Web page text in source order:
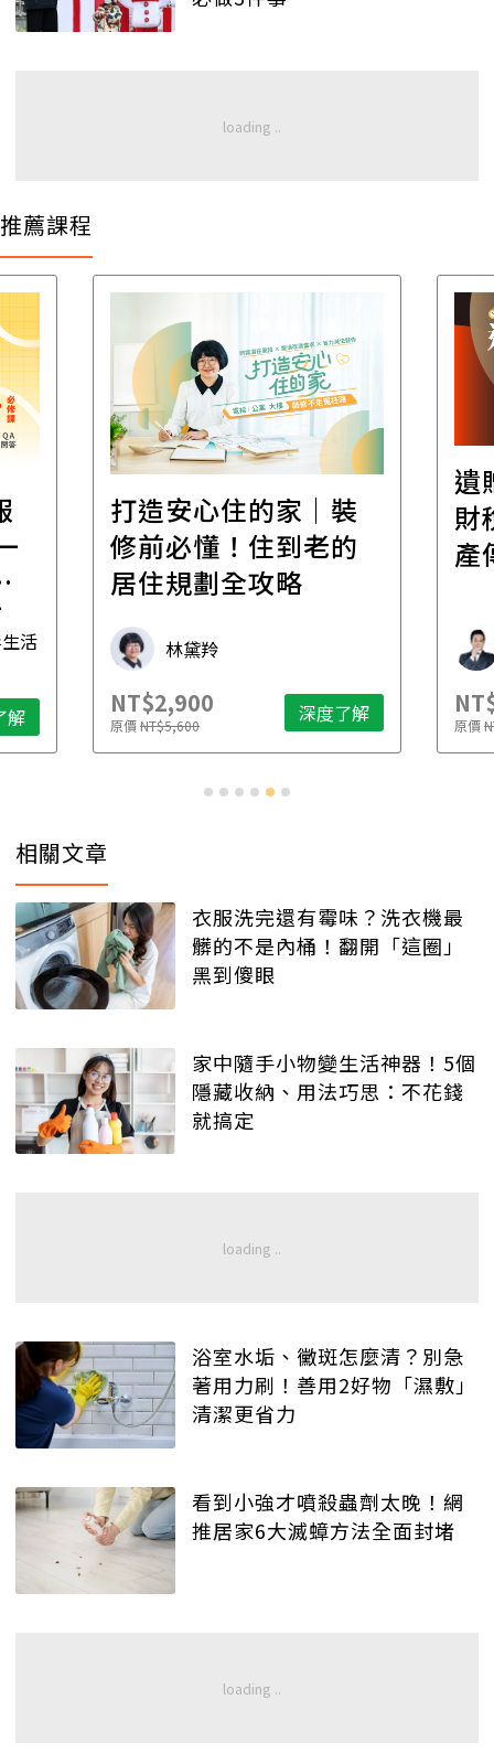
推薦課程
活
解
打造安心住的家｜裝
修前必懂！住到老的
居住規劃全攻略
林黛羚
NT$2,900
原價NT$5,600 深度了解
遺
財
產
原價
相關文章
衣服洗完還有霉味？洗衣機最
髒的不是內桶！翻開「這圈」
黑到傻眼
家中隨手小物變生活神器！5個
隱藏收納、用法巧思：不花錢
就搞定
浴室水垢、黴斑怎麼清？別急
著用力刷！善用2好物「濕敷」
清潔更省力
看到小強才噴殺蟲劑太晚！網
推居家6大滅蟑方法全面封堵